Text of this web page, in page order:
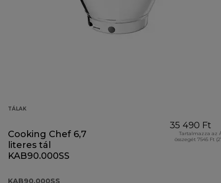
TÁLAK
Cooking Chef 6,7
literes tál
KAB90.000SS
35 490 Ft
Tartalmazza az
összegét 7545 Ft